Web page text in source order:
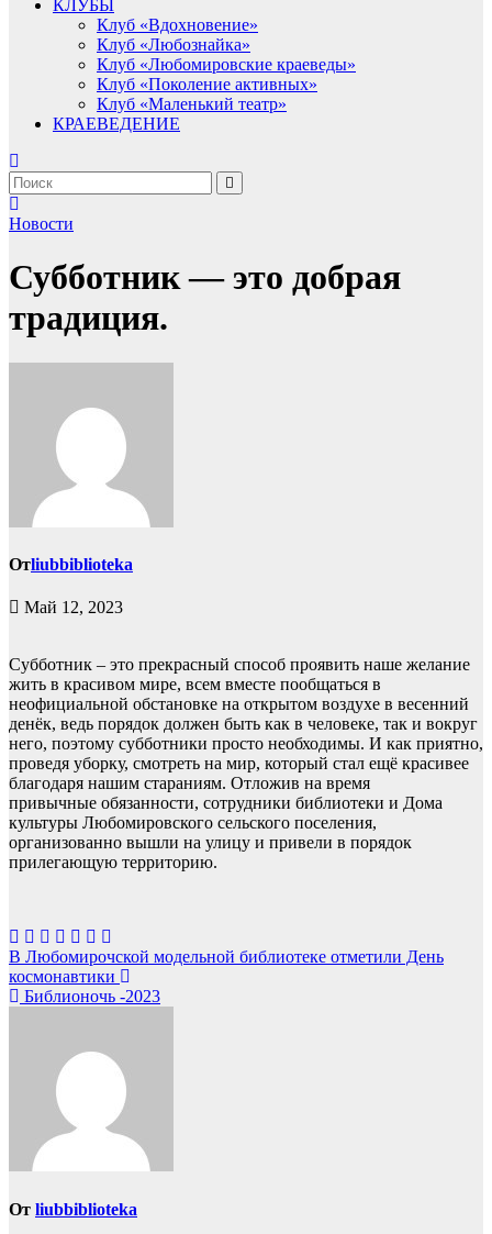
КЛУБЫ
Клуб «Вдохновение»
Клуб «Любознайка»
Клуб «Любомировские краеведы»
Клуб «Поколение активных»
Клуб «Маленький театр»
КРАЕВЕДЕНИЕ
Новости
Субботник — это добрая
традиция.
Отliubbiblioteka
Май 12, 2023
Субботник – это прекрасный способ проявить наше желание
жить в красивом мире, всем вместе пообщаться в
неофициальной обстановке на открытом воздухе в весенний
денёк, ведь порядок должен быть как в человеке, так и вокруг
него, поэтому субботники просто необходимы. И как приятно,
проведя уборку, смотреть на мир, который стал ещё красивее
благодаря нашим стараниям. Отложив на время
привычные обязанности, сотрудники библиотеки и Дома
культуры Любомировского сельского поселения,
организованно вышли на улицу и привели в порядок
прилегающую территорию.
Навигация
по
В Любомирочской модельной библиотеке отметили День
космонавтики
Библионочь -2023
От liubbiblioteka